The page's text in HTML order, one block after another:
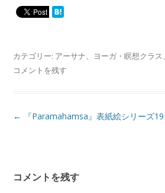
カテゴリー: アーサナ、 ヨーガ・瞑想クラス、
コメントを残す
投
ゲ
← 『Paramahamsa』表紙絵シリーズ19
コメントを残す